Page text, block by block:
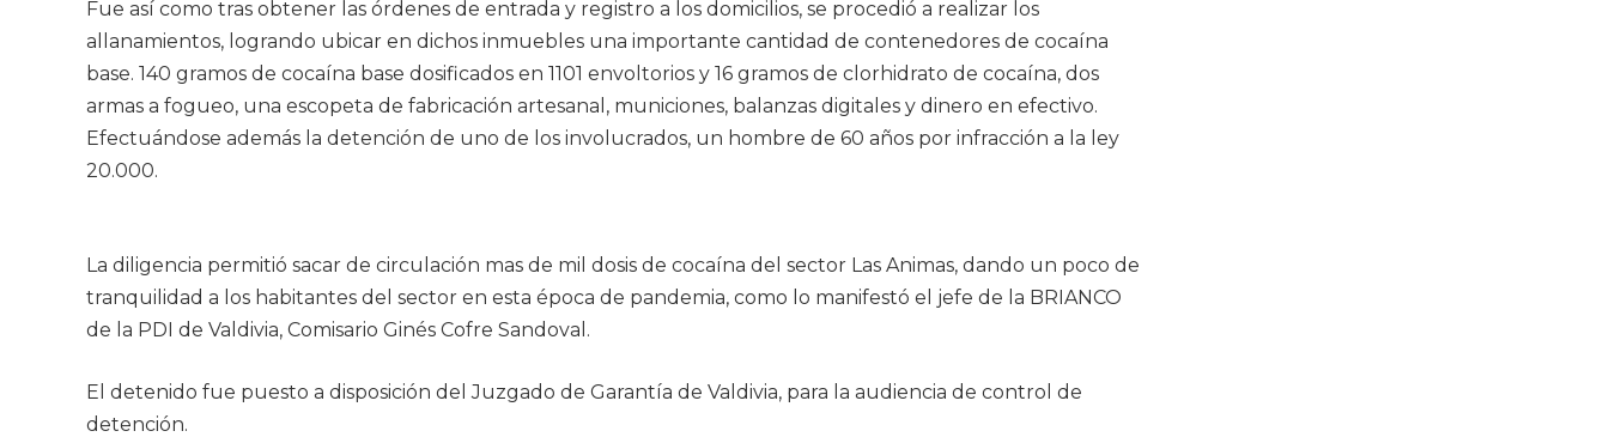
Fue así como tras obtener las órdenes de entrada y registro a los domicilios, se procedió a realizar los
allanamientos, logrando ubicar en dichos inmuebles una importante cantidad de contenedores de cocaína
base. 140 gramos de cocaína base dosificados en 1101 envoltorios y 16 gramos de clorhidrato de cocaína, dos
armas a fogueo, una escopeta de fabricación artesanal, municiones, balanzas digitales y dinero en efectivo.
Efectuándose además la detención de uno de los involucrados, un hombre de 60 años por infracción a la ley
20.000.
La diligencia permitió sacar de circulación mas de mil dosis de cocaína del sector Las Animas, dando un poco de
tranquilidad a los habitantes del sector en esta época de pandemia, como lo manifestó el jefe de la BRIANCO
de la PDI de Valdivia, Comisario Ginés Cofre Sandoval.
El detenido fue puesto a disposición del Juzgado de Garantía de Valdivia, para la audiencia de control de
detención.